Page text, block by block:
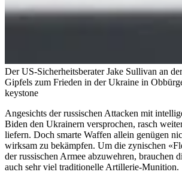
Der US-Sicherheitsberater Jake Sullivan an
Gipfels zum Frieden in der Ukraine in
keystone
Angesichts der russischen Attacken mit
Biden den Ukrainern versprochen, rasch
liefern. Doch smarte Waffen allein genügen
wirksam zu bekämpfen. Um die zynischen
der russischen Armee abzuwehren, brauchen
auch sehr viel traditionelle Artillerie-Munition.